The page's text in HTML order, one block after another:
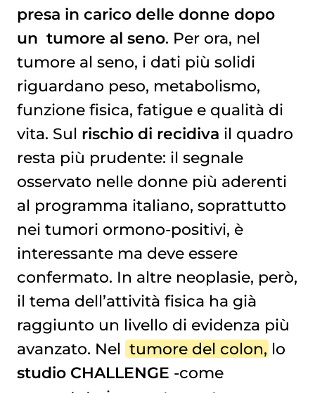
presa in carico delle donne dopo
un tumore al seno. Per ora, nel
tumore al seno, i dati più solidi
riguardano peso, metabolismo,
funzione fisica, fatigue e qualità di
vita. Sul rischio di recidiva il quadro
resta più prudente: il segnale
osservato nelle donne più aderenti
al programma italiano, soprattutto
nei tumori ormono-positivi, è
interessante ma deve essere
confermato. In altre neoplasie, però,
il tema dell’attività fisica ha già
raggiunto un livello di evidenza più
avanzato. Nel tumore del colon, lo
studio CHALLENGE -come